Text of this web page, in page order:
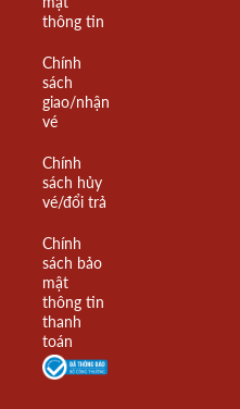
thông tin
Chính
sách
giao/nhận
vé
Chính
sách hủy
vé/đổi trả
Chính
sách bảo
mật
thông tin
thanh
toán